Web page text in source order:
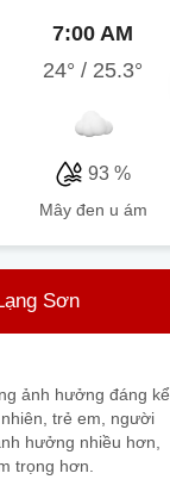
7:00 AM
24°/ 25.3°
93 %
mây đen u ám
Sơn
ảnh hưởng đáng kể
trẻ em, người
hưởng nhiều hơn,
trọng hơn.